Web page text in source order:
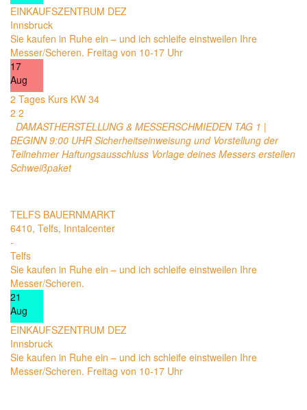
EINKAUFSZENTRUM DEZ
Innsbruck
Sie kaufen in Ruhe ein – und ich schleife einstweilen Ihre
Messer/Scheren. Freitag von 10-17 Uhr
17
Aug
2 Tages Kurs KW 34
2 2
DAMASTHERSTELLUNG & MESSERSCHMIEDEN TAG 1 |
BEGINN 9:00 UHR Sicherheitseinweisung und Vorstellung der
Teilnehmer Haftungsausschluss Vorlage deines Messers erstellen
Schweißpaket
TELFS BAUERNMARKT
6410, Telfs, Inntalcenter
-
Telfs
Sie kaufen in Ruhe ein – und ich schleife einstweilen Ihre
Messer/Scheren.
21
Aug
EINKAUFSZENTRUM DEZ
Innsbruck
Sie kaufen in Ruhe ein – und ich schleife einstweilen Ihre
Messer/Scheren. Freitag von 10-17 Uhr